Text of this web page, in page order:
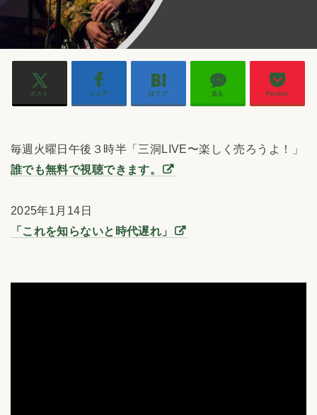
ポスト シェア はてブ 送る Pocket
毎週火曜日午後３時半「三洞LIVE〜楽しく売ろうよ！」
誰でも無料で視聴できます。
2025年1月14日
「これを知らないと時代遅れ」